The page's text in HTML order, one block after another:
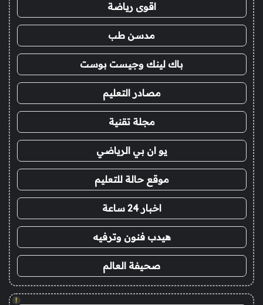
اقوى رياضة
مدسن طب
باك لينك وجيست بوست
مصادر التعليم
مجلة تقنية
يو ان بي الرياضي
موقع حالة للتعليم
اخبار 24 ساعة
هيدب فنون وترفيه
صحيفة العالم
!